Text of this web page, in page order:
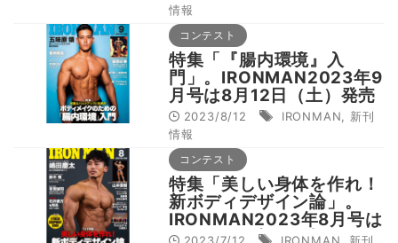
情報
コンテスト
特集「『腸内環境』入
門」。IRONMAN2023年9
月号は8月12日（土）発売
2023/8/12 IRONMAN
新刊
情報
コンテスト
特集「美しい身体を作れ！
新ボディデザイン論」。
IRONMAN2023年8月号は
7月12日（水）発売